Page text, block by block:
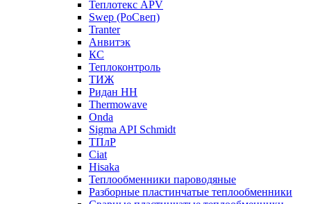
Теплотекс APV
Swep (РоСвеп)
Tranter
Анвитэк
КС
Теплоконтроль
ТИЖ
Ридан НН
Thermowave
Onda
Sigma API Schmidt
ТПлР
Ciat
Hisaka
Теплообменники пароводяные
Разборные пластинчатые теплообменники